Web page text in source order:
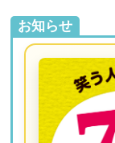
お知らせ